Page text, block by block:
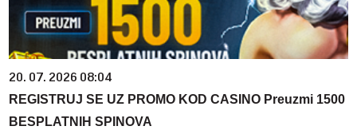
20. 07. 2026 08:04
REGISTRUJ SE UZ PROMO KOD CASINO Preuzmi 1500
BESPLATNIH SPINOVA